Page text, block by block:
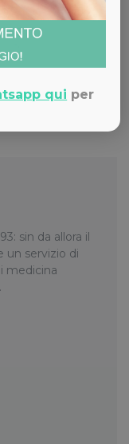
sin da allora il
un servizio di
medicina
qui per